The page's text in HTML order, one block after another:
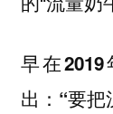
早在
出：“要把